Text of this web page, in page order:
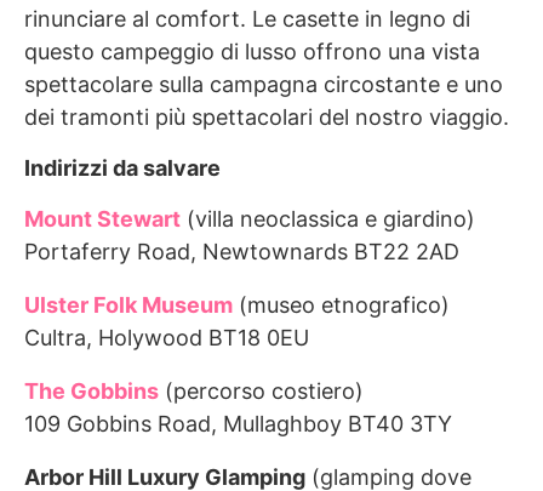
rinunciare al comfort. Le casette in legno di
questo campeggio di lusso offrono una vista
spettacolare sulla campagna circostante e uno
dei tramonti più spettacolari del nostro viaggio.
Indirizzi da salvare
Mount Stewart (villa neoclassica e giardino)
Portaferry Road, Newtownards BT22 2AD
Ulster Folk Museum (museo etnografico)
Cultra, Holywood BT18 0EU
The Gobbins (percorso costiero)
109 Gobbins Road, Mullaghboy BT40 3TY
Arbor Hill Luxury Glamping (glamping dove